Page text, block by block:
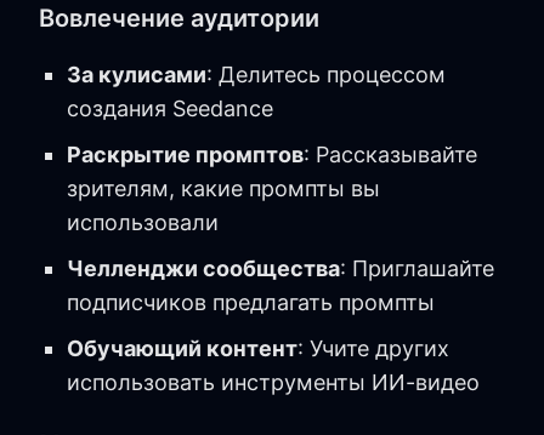
Вовлечение аудитории
За кулисами: Делитесь процессом
создания Seedance
Раскрытие промптов: Рассказывайте
зрителям, какие промпты вы
использовали
Челленджи сообщества: Приглашайте
подписчиков предлагать промпты
Обучающий контент: Учите других
использовать инструменты ИИ-видео